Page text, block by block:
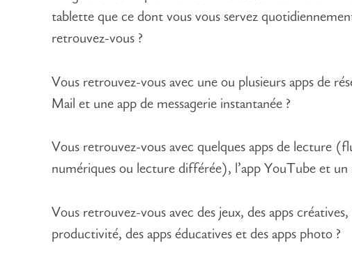
tablette que ce dont vous vous servez
retrouvez-vous ?
Vous retrouvez-vous avec une ou plusieurs apps de
Mail et une app de messagerie instantanée ?
Vous retrouvez-vous avec quelques apps de lecture
numériques ou lecture différée), l’app YouTube et un
Vous retrouvez-vous avec des jeux, des apps créatives,
productivité, des apps éducatives et des apps photo ?